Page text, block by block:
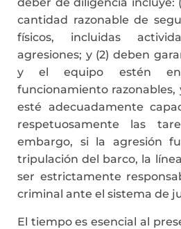
deber de diligencia incluye:
cantidad razonable de
físicos, incluidas
agresiones; y (2) deben
y el equipo estén en
funcionamiento
esté adecuadamente
respetuosamente las
embargo, si la agresión
tripulación del barco, la
ser estrictamente
criminal ante el sistema de
El tiempo es esencial al